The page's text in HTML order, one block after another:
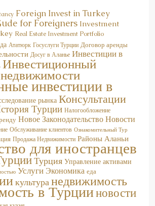
Foreign Invest in Turkey
for Foreigners Investment
Real Estate Investment Portfolio
Ататюрк Договор аренды
Досуг в Аланье Инвестиции в
Инвестиционный
инвестиции в
рынка Консультации
Турции Налогообложение
Новое ЗаконодательствоНовости
Обслуживание клиентов Ознакомительный Тур
Продажа Недвижимости Районы Аланьи
для иностранцев
Турция Управление активами
Услуги Экономика еда
культуранедвижимость
в Турцииновости